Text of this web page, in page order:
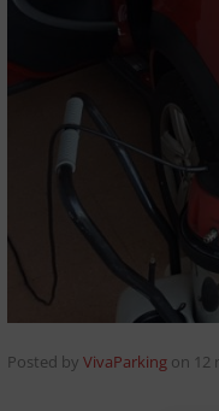
Posted by VivaParking on 12